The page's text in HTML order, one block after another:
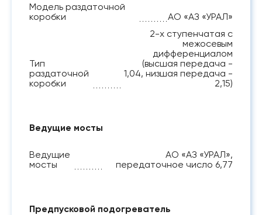
Модель раздаточной
коробки
АО «АЗ «УРАЛ»
Тип
раздаточной
коробки
2-х ступенчатая с
межосевым
дифференциалом
(высшая передача -
1,04, низшая передача -
2,15)
Ведущие мосты
Ведущие
мосты
АО «АЗ «УРАЛ»,
передаточное число 6,77
Предпусковой подогреватель